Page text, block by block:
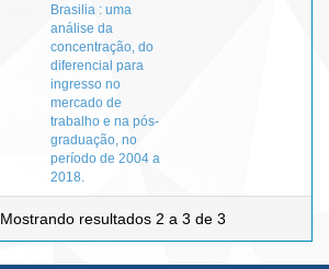
Brasilia : uma
análise da
concentração, do
diferencial para
ingresso no
mercado de
trabalho e na pós-
graduação, no
período de 2004 a
2018.
Mostrando resultados 2 a 3 de 3